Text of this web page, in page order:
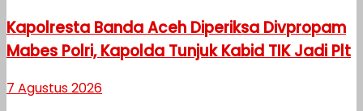
Kapolresta Banda Aceh Diperiksa Divpropam
Mabes Polri, Kapolda Tunjuk Kabid TIK Jadi Plt
7 Agustus 2026